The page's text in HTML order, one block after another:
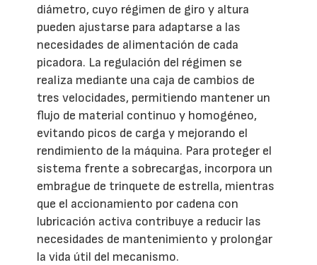
diámetro, cuyo régimen de giro y altura
pueden ajustarse para adaptarse a las
necesidades de alimentación de cada
picadora. La regulación del régimen se
realiza mediante una caja de cambios de
tres velocidades, permitiendo mantener un
flujo de material continuo y homogéneo,
evitando picos de carga y mejorando el
rendimiento de la máquina. Para proteger el
sistema frente a sobrecargas, incorpora un
embrague de trinquete de estrella, mientras
que el accionamiento por cadena con
lubricación activa contribuye a reducir las
necesidades de mantenimiento y prolongar
la vida útil del mecanismo.